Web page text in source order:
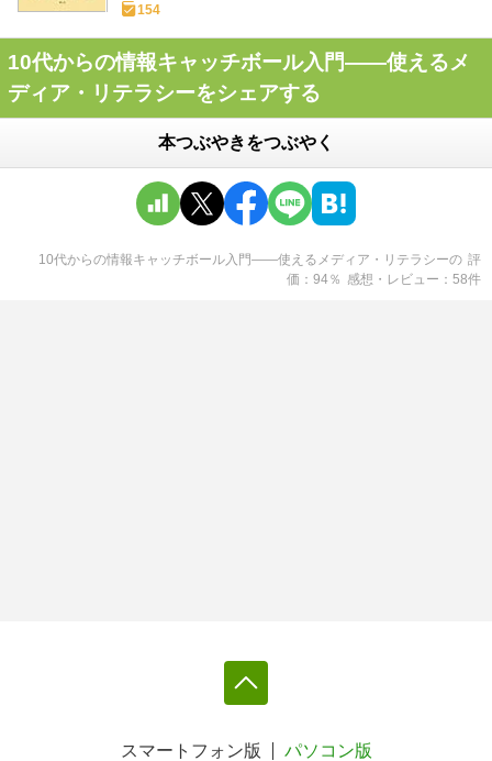
154
10代からの情報キャッチボール入門――使えるメ
ディア・リテラシーをシェアする
本つぶやきをつぶやく
10代からの情報キャッチボール入門――使えるメディア・リテラシーの 評
価
94％ 感想・レビュー 58件
スマートフォン版 パソコン版